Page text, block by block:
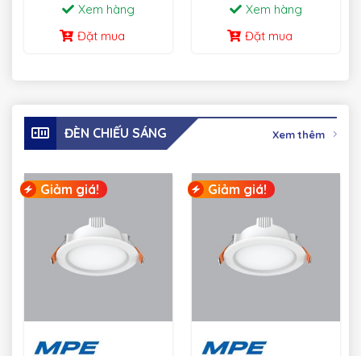
Xem hàng
Đặt mua
Xem hàng
Đặt mua
ĐÈN CHIẾU SÁNG Xem thêm
Giảm giá! Giảm giá!